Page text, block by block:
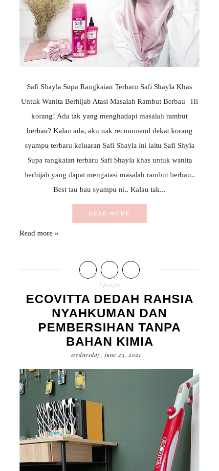
Safi Shayla Supa Rangkaian Terbaru Safi Shayla Khas
Untuk Wanita Berhijab Atasi Masalah Rambut Berbau | Hi
korang! Ada tak yang menghadapi masalah rambut
berbau? Kalau ada, aku nak recommend dekat korang
syampu terbaru keluaran Safi Shayla ini iaitu Safi Shyla
Supa rangkaian terbaru Safi Shayla khas untuk wanita
berhijab yang dapat mengatasi masalah rambut berbau..
Best tau bau syampu ni.. Kalau tak...
READ MORE
Read more »
lifestyle
ECOVITTA DEDAH RAHSIA
NYAHKUMAN DAN
PEMBERSIHAN TANPA
BAHAN KIMIA
wednesday, june 23, 2021